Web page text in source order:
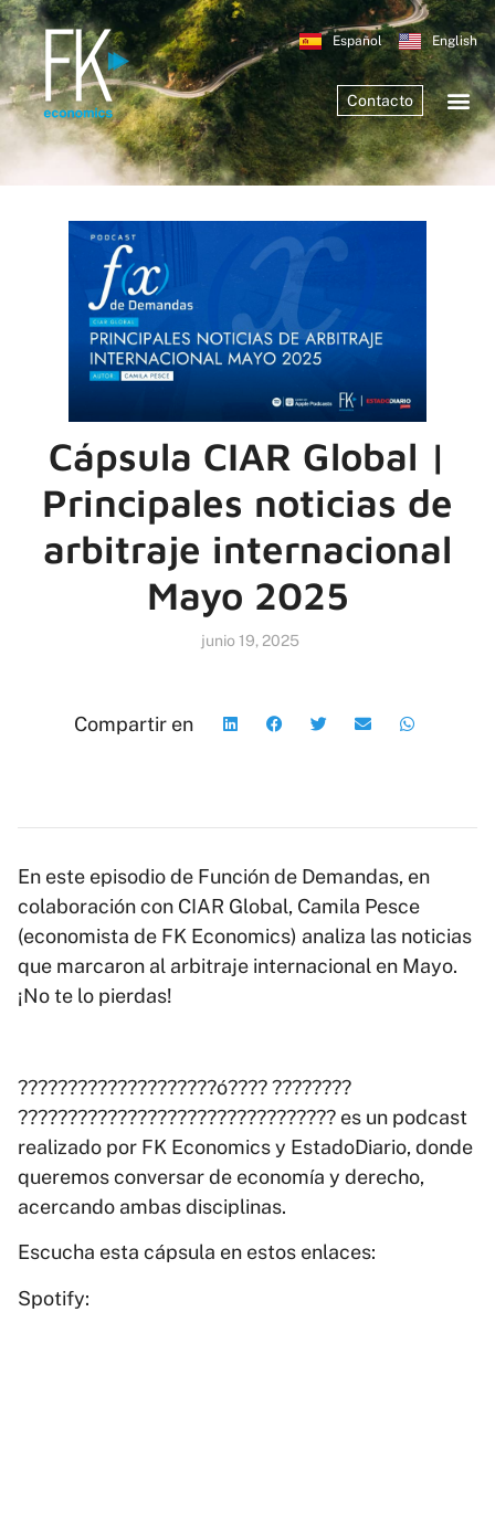
Español English
Contacto
Cápsula CIAR Global |
Principales noticias de
arbitraje internacional
Mayo 2025
junio 19, 2025
Compartir en
En este episodio de Función de Demandas, en
colaboración con CIAR Global, Camila Pesce
(economista de FK Economics) analiza las noticias
que marcaron al arbitraje internacional en Mayo.
¡No te lo pierdas!
????????????????????ó???? ????????
???????????????????????????????? es un podcast
realizado por FK Economics y EstadoDiario, donde
queremos conversar de economía y derecho,
acercando ambas disciplinas.
Escucha esta cápsula en estos enlaces:
Spotify: